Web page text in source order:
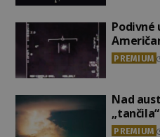
Podivné
PREMIUM
Nad
PREMIUM